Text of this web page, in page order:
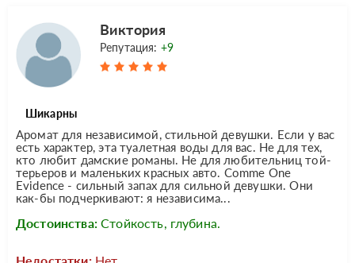
Виктория
Репутация: +9
Шикарны
Аромат для независимой, стильной девушки. Если у вас
есть характер, эта туалетная воды для вас. Не для тех,
кто любит дамские романы. Не для любительниц той-
терьеров и маленьких красных авто. Comme One
Evidence - сильный запах для сильной девушки. Они
как-бы подчеркивают: я независима...
Достоинства: Стойкость, глубина.